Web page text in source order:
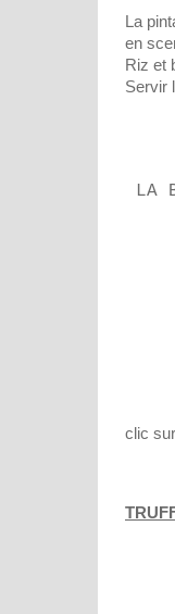
La
en
Riz et
Servir
LA
clic